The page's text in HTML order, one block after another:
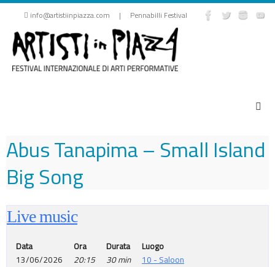
Vai
contenuto
info@artistiinpiazza.com | Pennabilli Festival
Abus Tanapima – Small Island
Big Song
Live music
Data
13/06/2026
Ora
20:15
Durata
30 min
Luogo
10 - Saloon